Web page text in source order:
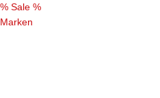
% Sale %
Marken